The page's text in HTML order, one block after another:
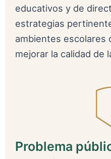
educativos y de
estrategias
ambientes escolares
mejorar la calidad de
Problema